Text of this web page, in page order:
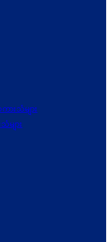
ားသံများ
များ